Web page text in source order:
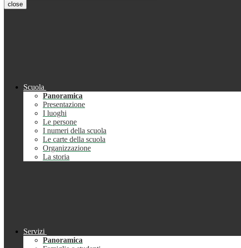
close
Scuola
Panoramica
Presentazione
I luoghi
Le persone
I numeri della scuola
Le carte della scuola
Organizzazione
La storia
Servizi
Panoramica